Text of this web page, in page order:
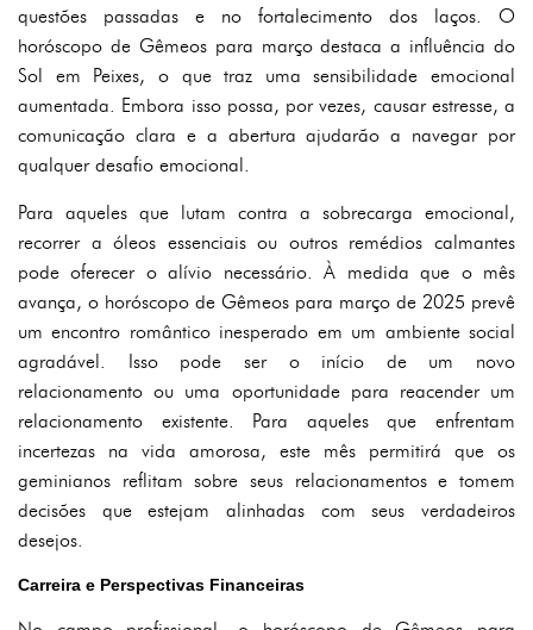
questões passadas e no fortalecimento dos laços. O
horóscopo de Gêmeos para março destaca a influência do
Sol em Peixes, o que traz uma sensibilidade emocional
aumentada. Embora isso possa, por vezes, causar estresse, a
comunicação clara e a abertura ajudarão a navegar por
qualquer desafio emocional.
Para aqueles que lutam contra a sobrecarga emocional,
recorrer a óleos essenciais ou outros remédios calmantes
pode oferecer o alívio necessário. À medida que o mês
avança, o horóscopo de Gêmeos para março de 2025 prevê
um encontro romântico inesperado em um ambiente social
agradável. Isso pode ser o início de um novo
relacionamento ou uma oportunidade para reacender um
relacionamento existente. Para aqueles que enfrentam
incertezas na vida amorosa, este mês permitirá que os
geminianos reflitam sobre seus relacionamentos e tomem
decisões que estejam alinhadas com seus verdadeiros
desejos.
Carreira e Perspectivas Financeiras